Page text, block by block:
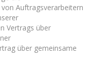
Auftragsverarbeitern
Vertrags über
über gemeinsame